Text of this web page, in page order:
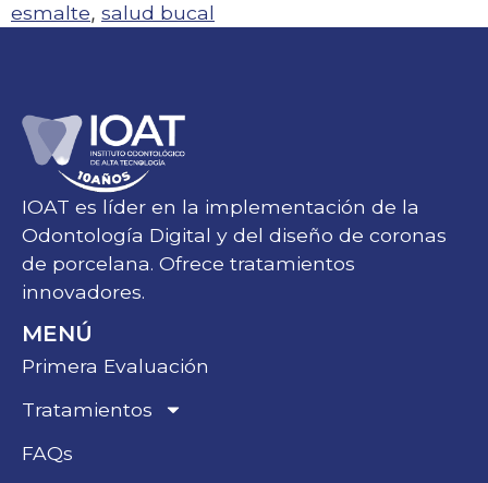
esmalte, salud bucal
IOAT es líder en la implementación de la
Odontología Digital y del diseño de coronas
de porcelana. Ofrece tratamientos
innovadores.
MENÚ
Primera Evaluación
Tratamientos
FAQs